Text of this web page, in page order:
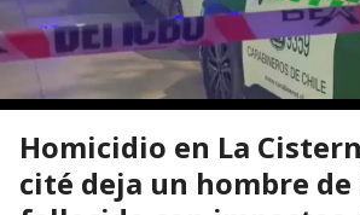
Homicidio en La
cité deja un hombre de